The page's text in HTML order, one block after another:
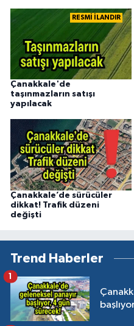
RESMİ İLANDIR
Çanakkale'de
taşınmazların satışı
yapılacak
Çanakkale’de sürücüler
dikkat! Trafik düzeni
değişti
Trend Haberler
1